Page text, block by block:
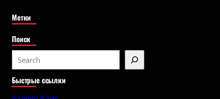
Метки
Поиск
e
a
r
Быстрые ссылки